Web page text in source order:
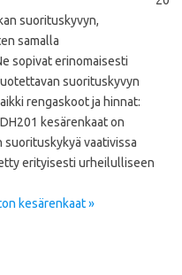
suorituskyvyn,
samalla
sopivat erinomaisesti
suorituskyvyn
rengaskoot ja hinnat:
kesärenkaat on
vaativissa
erityisesti urheilulliseen
kesärenkaat »